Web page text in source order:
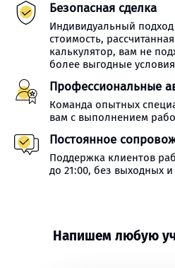
Безопасная сделка
Индивидуальный
стоимость,
калькулятор, вам не
более выгодные
Профессиональные
Команда опытных
вам с выполнением
Постоянное
Поддержка клиентов
до 21:00, без выходных
Напишем любую